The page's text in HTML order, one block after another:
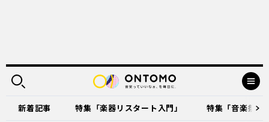
新着記事 特集「楽器リスタート入門」 特集「音楽祭